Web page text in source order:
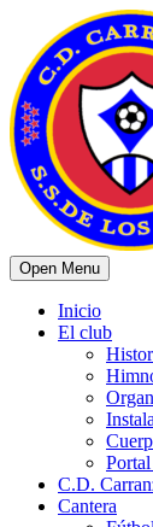
Open Menu
Inicio
El club
C.D.
Cantera